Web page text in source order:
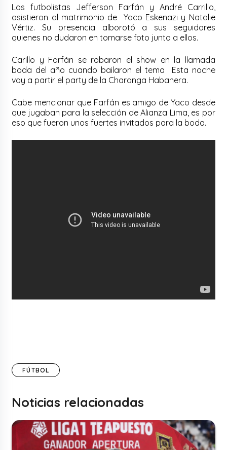
Los futbolistas Jefferson Farfán y André Carrillo,
asistieron al matrimonio de Yaco Eskenazi y Natalie
Vértiz. Su presencia alborotó a sus seguidores
quienes no dudaron en tomarse foto junto a ellos.
Carillo y Farfán se robaron el show en la llamada
boda del año cuando bailaron el tema Esta noche
voy a partir el party de la Charanga Habanera.
Cabe mencionar que Farfán es amigo de Yaco desde
que jugaban para la selección de Alianza Lima, es por
eso que fueron unos fuertes invitados para la boda.
FÚTBOL
Noticias relacionadas